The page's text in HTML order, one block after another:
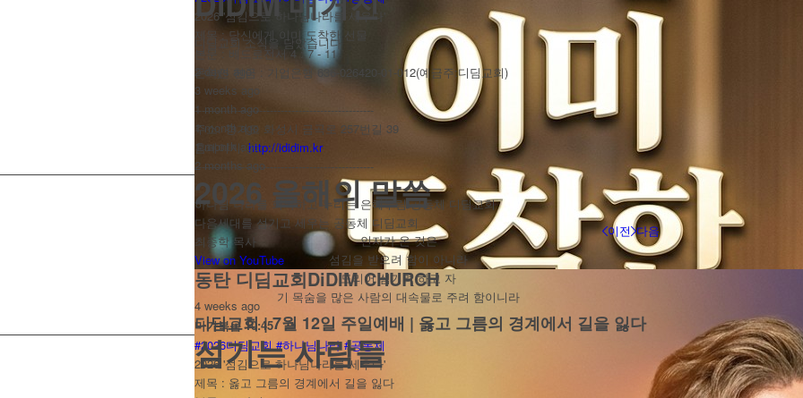
2026 '섬김으로 하나님나라를 세우다'
제목 : 당신에게 이미 도착한 선물
본문 : 베드로전서 4 : 7 - 11
온라인 헌금 : 기업은행 636-026420-01-012(예금주:디딤교회)
--------------------------------------------------
주소: 경기도 화성시 금곡로 257번길 39
홈페이지:http://ididim.kr
--------------------------------------------------
하나님 나라를 회복하고 누리는 은혜누림 공동체 디딤교회
다음세대를 섬기고 세우는 공동체 디딤교회
최종학 목사
View on YouTube
동탄 디딤교회DiDIM CHURCH
4 weeks ago
디딤교회 | 7월 12일 주일예배 | 옳고 그름의 경계에서 길을 잃다
#2026디딤교회 #하나님나라 #공동체
2026 '섬김으로 하나님나라를 세우다'
제목 : 옳고 그름의 경계에서 길을 잃다
디딤교회 소식을 담았습니다
2 days ago
3 weeks ago
1 month ago
1 month ago
1 month ago
2 months ago
2026 올해의 말씀
인자가 온 것은
섬김을 받으려 함이 아니라
도리어 섬기려 하고 자
기 목숨을 많은 사람의 대속물로 주려 함이니라
마가복음 10:45
이전 다음
섬기는 사람들